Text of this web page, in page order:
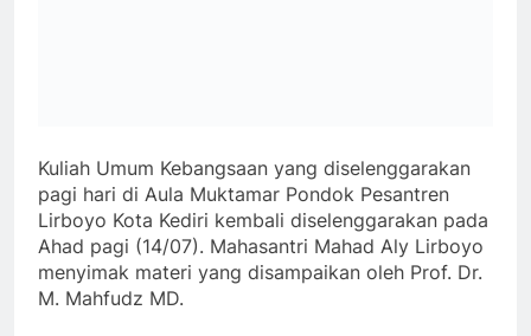
Kuliah Umum Kebangsaan yang diselenggarakan
pagi hari di Aula Muktamar Pondok Pesantren
Lirboyo Kota Kediri kembali diselenggarakan pada
Ahad pagi (14/07). Mahasantri Mahad Aly Lirboyo
menyimak materi yang disampaikan oleh Prof. Dr.
M. Mahfudz MD.